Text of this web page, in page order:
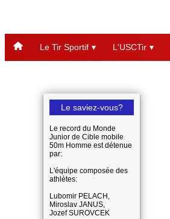
Le Tir Sportif L'USCTir
Le saviez-vous?
Le record du Monde
Junior de Cible mobile
50m Homme est détenue
par:
L'équipe composée des
athlètes:
Lubomir PELACH,
Miroslav JANUS,
Jozef SUROVCEK